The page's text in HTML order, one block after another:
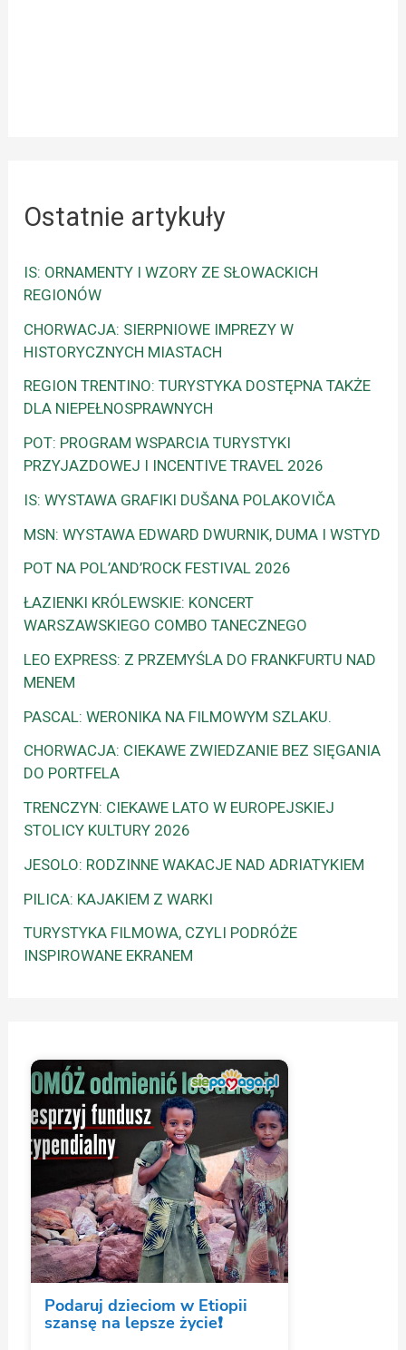
Ostatnie artykuły
IS: ORNAMENTY I WZORY ZE SŁOWACKICH
REGIONÓW
CHORWACJA: SIERPNIOWE IMPREZY W
HISTORYCZNYCH MIASTACH
REGION TRENTINO: TURYSTYKA DOSTĘPNA TAKŻE
DLA NIEPEŁNOSPRAWNYCH
POT: PROGRAM WSPARCIA TURYSTYKI
PRZYJAZDOWEJ I INCENTIVE TRAVEL 2026
IS: WYSTAWA GRAFIKI DUŠANA POLAKOVIČA
MSN: WYSTAWA EDWARD DWURNIK, DUMA I WSTYD
POT NA POL’AND’ROCK FESTIVAL 2026
ŁAZIENKI KRÓLEWSKIE: KONCERT
WARSZAWSKIEGO COMBO TANECZNEGO
LEO EXPRESS: Z PRZEMYŚLA DO FRANKFURTU NAD
MENEM
PASCAL: WERONIKA NA FILMOWYM SZLAKU.
CHORWACJA: CIEKAWE ZWIEDZANIE BEZ SIĘGANIA
DO PORTFELA
TRENCZYN: CIEKAWE LATO W EUROPEJSKIEJ
STOLICY KULTURY 2026
JESOLO: RODZINNE WAKACJE NAD ADRIATYKIEM
PILICA: KAJAKIEM Z WARKI
TURYSTYKA FILMOWA, CZYLI PODRÓŻE
INSPIROWANE EKRANEM